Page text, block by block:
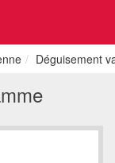
Déguisement